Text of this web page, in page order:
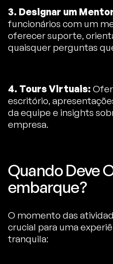
3. Designar um
funcionários com um
oferecer suporte,
quaisquer perguntas
4. Tours Virtuais:
escritório,
da equipe e insights
empresa.
Quando Deve
embarque?
O momento das
crucial para uma
tranquila: